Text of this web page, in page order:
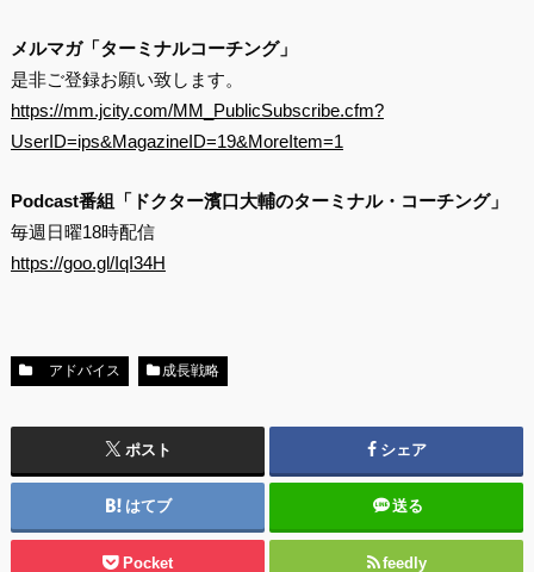
メルマガ「ターミナルコーチング」
是非ご登録お願い致します。
https://mm.jcity.com/MM_PublicSubscribe.cfm?
UserID=ips&MagazineID=19&MoreItem=1
Podcast番組「ドクター濱口大輔のターミナル・コーチング」
毎週日曜18時配信
https://goo.gl/IqI34H
アドバイス 成長戦略
ポスト シェア
はてブ 送る
Pocket feedly